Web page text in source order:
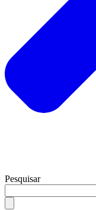
Pesquisar